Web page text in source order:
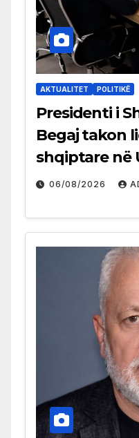
AKTUALITET POLITIKË
Presidenti i
Begaj takon
shqiptare në
06/08/2026